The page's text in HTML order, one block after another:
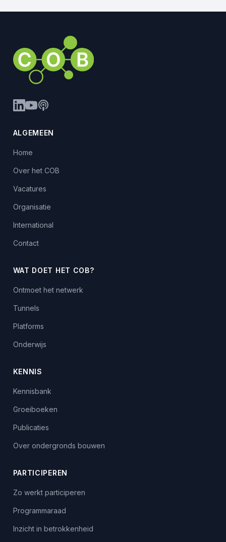
ALGEMEEN
Home
Over het COB
Vacatures
Organisatie
International
Contact
WAT DOET HET COB?
Ontmoet het netwerk
Tunnels
Platforms
Onderwijs
KENNIS
Kennisbank
Groeiboeken
Publicaties
Over ondergronds bouwen
PARTICIPEREN
Zo werkt participeren
Programmaraad
Inzicht in betrokkenheid